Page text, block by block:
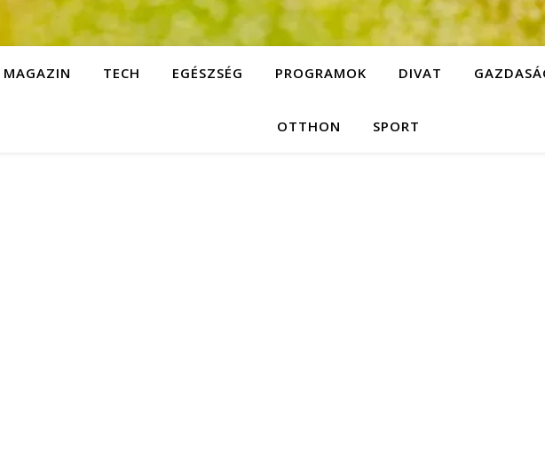
MAGAZIN TECH EGÉSZSÉG PROGRAMOK DIVAT
OTTHON SPORT